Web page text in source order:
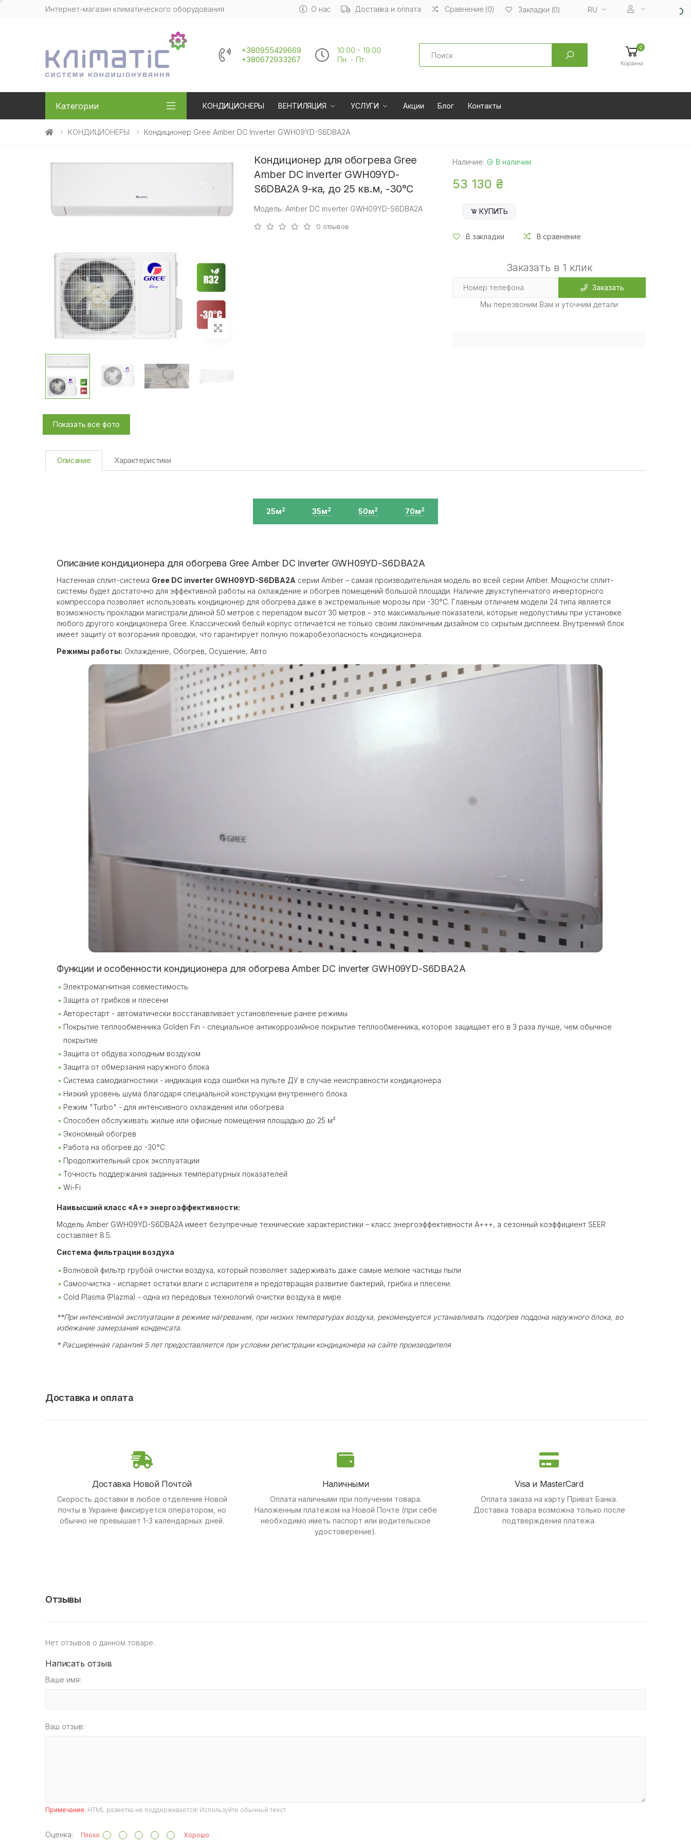
Интернет-магазин климатического оборудования О нас Доставка и оплата Сравнение (0) Закладки (0) RU
+380955429669
+380672933267
10:00 - 19:00
Пн. - Пт.
Search 0
Корзина
Категории КОНДИЦИОНЕРЫ ВЕНТИЛЯЦИЯ УСЛУГИ Акции Блог Контакты
КОНДИЦИОНЕРЫ Кондиционер Gree Amber DC Inverter GWH09YD-S6DBA2A
Показать все фото
Кондиционер для обогрева Gree
Amber DC inverter GWH09YD-
S6DBA2A 9-ка, до 25 кв.м, -30°C
Модель: Amber DC inverter GWH09YD-S6DBA2A
0 отзывов
Наличие: В наличии
53 130 ₴
КУПИТЬ
В закладки В сравнение
Заказать в 1 клик
Заказать
Мы перезвоним Вам и уточним детали
Описание Характеристики
25м2 35м2 50м2 70м2
Описание кондиционера для обогрева Gree Amber DC inverter GWH09YD-S6DBA2A
Настенная сплит-система Gree DC inverter GWH09YD-S6DBA2A серии Amber – самая производительная модель во всей серии Amber. Мощности сплит-
системы будет достаточно для эффективной работы на охлаждение и обогрев помещений большой площади. Наличие двухступенчатого инверторного
компрессора позволяет использовать кондиционер для обогрева даже в экстремальные морозы при -30°C. Главным отличием модели 24 типа является
возможность прокладки магистрали длиной 50 метров с перепадом высот 30 метров – это максимальные показатели, которые недопустимы при установке
любого другого кондиционера Gree. Классический белый корпус отличается не только своим лаконичным дизайном со скрытым дисплеем. Внутренний блок
имеет защиту от возгорания проводки, что гарантирует полную пожаробезопасность кондиционера.
Режимы работы: Охлаждение, Обогрев, Осушение, Авто
Функции и особенности кондиционера для обогрева Amber DC inverter GWH09YD-S6DBA2A
Электромагнитная совместимость
Защита от грибков и плесени
Авторестарт - автоматически восстанавливает установленные ранее режимы
Покрытие теплообменника Golden Fin - специальное антикоррозийное покрытие теплообменника, которое защищает его в 3 раза лучше, чем обычное
покрытие
Защита от обдува холодным воздухом
Защита от обмерзания наружного блока
Система самодиагностики - индикация кода ошибки на пульте ДУ в случае неисправности кондиционера
Низкий уровень шума благодаря специальной конструкции внутреннего блока
Режим "Turbo" - для интенсивного охлаждения или обогрева
Способен обслуживать жилые или офисные помещения площадью до 25 м²
Экономный обогрев
Работа на обогрев до -30°С
Продолжительный срок эксплуатации
Точность поддержания заданных температурных показателей
Wi-Fi
Наивысший класс «A+» энергоэффективности:
Модель Amber GWH09YD-S6DBA2A имеет безупречные технические характеристики – класс энергоэффективности А+++, а сезонный коэффициент SEER
составляет 8.5.
Система фильтрации воздуха
Волновой фильтр грубой очистки воздуха, который позволяет задерживать даже самые мелкие частицы пыли
Самоочистка - испаряет остатки влаги с испарителя и предотвращая развитие бактерий, грибка и плесени.
Cold Plasma (Plazma) - одна из передовых технологий очистки воздуха в мире
**При интенсивной эксплуатации в режиме нагревания, при низких температурах воздуха, рекомендуется устанавливать подогрев поддона наружного блока, во
избежание замерзания конденсата.
* Расширенная гарантия 5 лет предоставляется при условии регистрации кондиционера на сайте производителя
Доставка и оплата
Доставка Новой Почтой
Скорость доставки в любое отделение Новой
почты в Украине фиксируется оператором, но
обычно не превышает 1-3 календарных дней.
Наличными
Оплата наличными при получении товара.
Наложенным платежом на Новой Почте (при себе
необходимо иметь паспорт или водительское
удостоверение).
Visa и MasterCard
Оплата заказа на карту Приват Банка.
Доставка товара возможна только после
подтверждения платежа.
Отзывы
Нет отзывов о данном товаре.
Написать отзыв
Ваше имя:
Ваш отзыв:
Примечание: HTML разметка не поддерживается! Используйте обычный текст.
Оценка: Плохо Хорошо